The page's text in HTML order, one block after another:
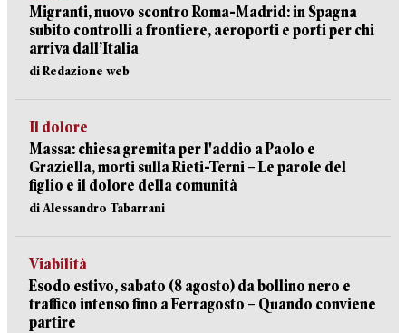
Migranti, nuovo scontro Roma-Madrid: in Spagna
subito controlli a frontiere, aeroporti e porti per chi
arriva dall’Italia
di Redazione web
Il dolore
Massa: chiesa gremita per l'addio a Paolo e
Graziella, morti sulla Rieti-Terni – Le parole del
figlio e il dolore della comunità
di Alessandro Tabarrani
Viabilità
Esodo estivo, sabato (8 agosto) da bollino nero e
traffico intenso fino a Ferragosto – Quando conviene
partire